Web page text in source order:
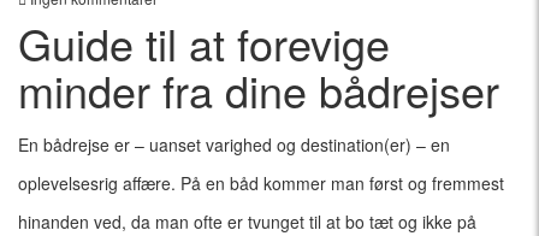
Guide til at forevige
minder fra dine bådrejser
En bådrejse er – uanset varighed og destination(er) – en
oplevelsesrig affære. På en båd kommer man først og fremmest
hinanden ved, da man ofte er tvunget til at bo tæt og ikke på